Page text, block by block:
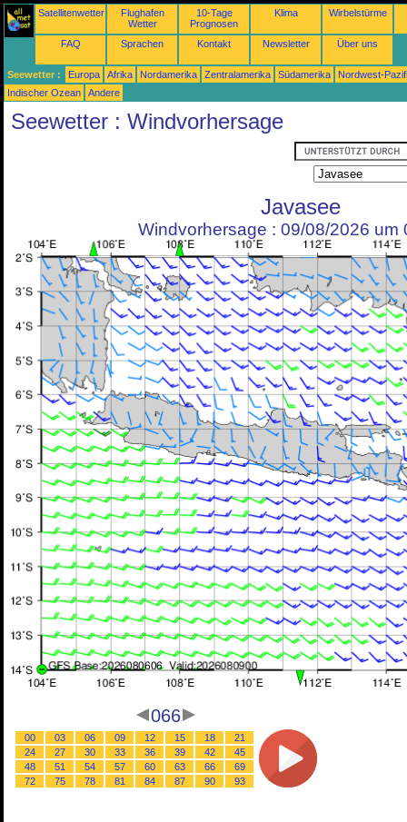
Satellitenwetter
Flughafen
Wetter
10-Tage
Prognosen
Klima Wirbelstürme
FAQ Sprachen Kontakt Newsletter Über uns
Seewetter : Europa Afrika Nordamerika Zentralamerika Südamerika
Nordwest-
Indischer Ozean
Andere
Seewetter : Windvorhersage
Javasee
Windvorhersage : 09/08/2026 um
066
00 03 06 09 12 15 18
21
24
27 30 33 36 39 42
45
48
51 54 57 60 63 66
69
72
75 78 81 84 87 90 93